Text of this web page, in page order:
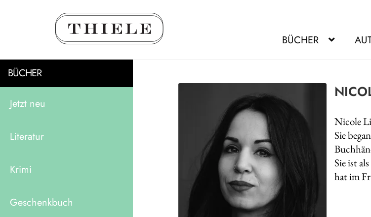
BÜCHER
BÜCHER
Jetzt neu
Literatur
Krimi
Geschenkbuch
Nicole
Sie
Sie ist
hat im